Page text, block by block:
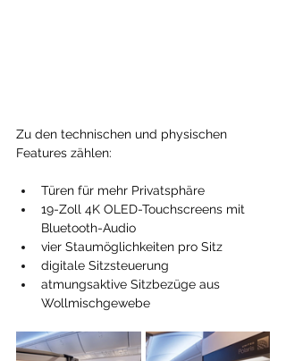
Zu den technischen und physischen
Features zählen:
Türen für mehr Privatsphäre
19-Zoll 4K OLED-Touchscreens mit
Bluetooth-Audio
vier Staumöglichkeiten pro Sitz
digitale Sitzsteuerung
atmungsaktive Sitzbezüge aus
Wollmischgewebe